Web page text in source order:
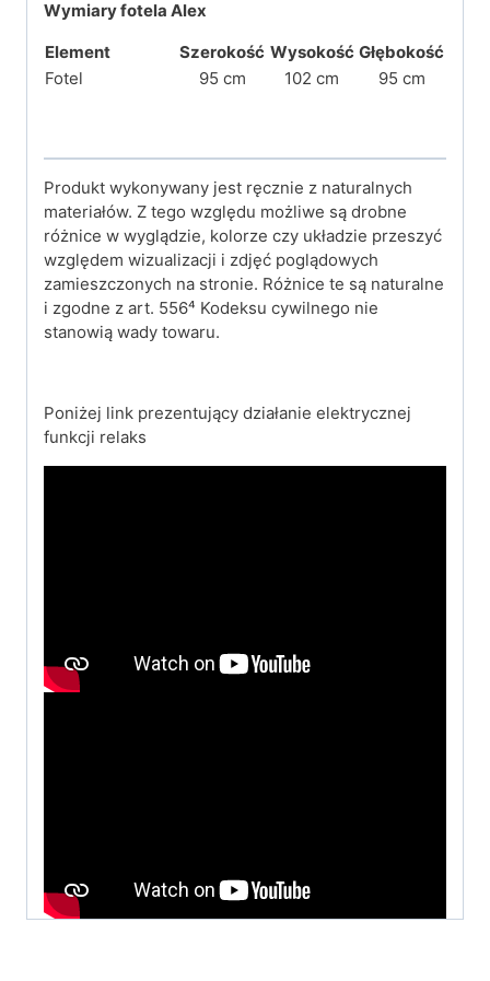
Wymiary fotela Alex
Element
Szerokość Wysokość Głębokość
Fotel
95 cm 102 cm 95 cm
Produkt wykonywany jest ręcznie z naturalnych
materiałów. Z tego względu możliwe są drobne
różnice w wyglądzie, kolorze czy układzie przeszyć
względem wizualizacji i zdjęć poglądowych
zamieszczonych na stronie. Różnice te są naturalne
i zgodne z art. 556⁴ Kodeksu cywilnego nie
stanowią wady towaru.
Poniżej link prezentujący działanie elektrycznej
funkcji relaks